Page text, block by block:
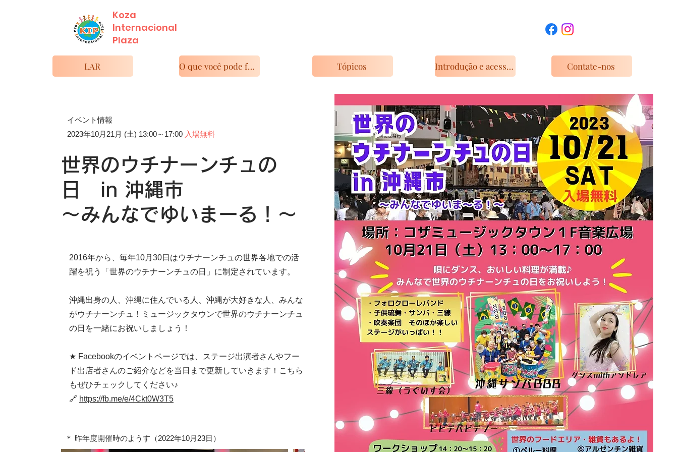
Koza
Internacional
​Plaza
O que você pode fazer com o KIP
LAR Tópicos Introdução e acesso às instalações Contate-nos
イベント情報
2023年10月21月 (土) 13:00～17:00 入場無料
世界のウチナーンチュの
日 in 沖縄市
​～みんなでゆいまーる！～
2016年から、毎年10月30日はウチナーンチュの世界各地での活
躍を祝う「世界のウチナーンチュの日」に制定されています。
沖縄出身の人、沖縄に住んでいる人、沖縄が大好きな人、みんな
がウチナーンチュ！ミュージックタウンで世界のウチナーンチュ
の日を一緒にお祝いしましょう！
★ Facebookのイベントページでは、ステージ出演者さんやフー
ド出店者さんのご紹介などを当日まで更新していきます！こちら
もぜひチェックしてください♪
​🔗 https://fb.me/e/4Ckt0W3T5
＊ 昨年度開催時のようす（2022年10月 23日 ）